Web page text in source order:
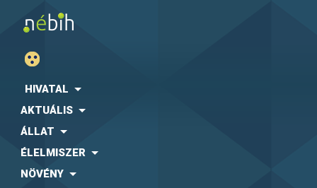
HIVATAL
AKTUÁLIS
ÁLLAT
ÉLELMISZER
NÖVÉNY